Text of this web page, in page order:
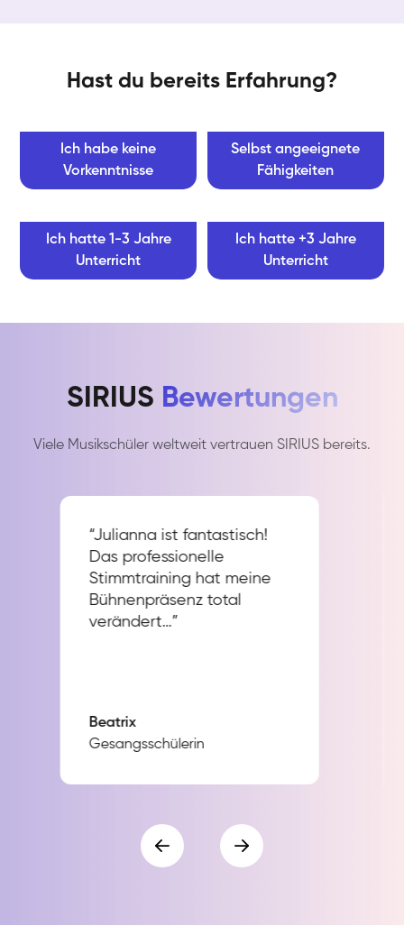
Hast du bereits Erfahrung?
Ich habe keine
Vorkenntnisse
Selbst angeeignete
Fähigkeiten
Ich hatte 1-3 Jahre
Unterricht
Ich hatte +3 Jahre
Unterricht
SIRIUS Bewertungen
Viele Musikschüler weltweit vertrauen SIRIUS bereits.
“Julianna ist fantastisch!
Das professionelle
Stimmtraining hat meine
Bühnenpräsenz total
verändert…”
Beatrix
Gesangsschülerin